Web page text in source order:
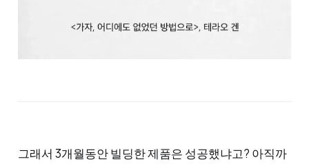
그래서 3개월동안 빌딩한 제품은 성공했냐고? 아직까